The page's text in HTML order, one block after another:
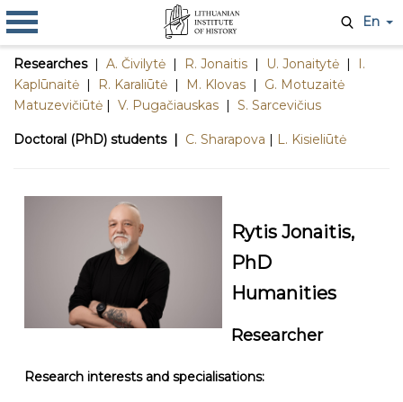
Researches | A. Čivilytė | R. Jonaitis | U. Jonaitytė |
I.
Kaplūnaitė | R. Karaliūtė | M. Klovas | G. Motuzaitė
Matuzevičiūtė | V. Pugačiauskas | S. Sarcevičius
Doctoral (PhD) students | C. Sharapova | L. Kisieliūtė
Rytis Jonaitis,
PhD
Humanities
Researcher
Research interests and specialisations:
En